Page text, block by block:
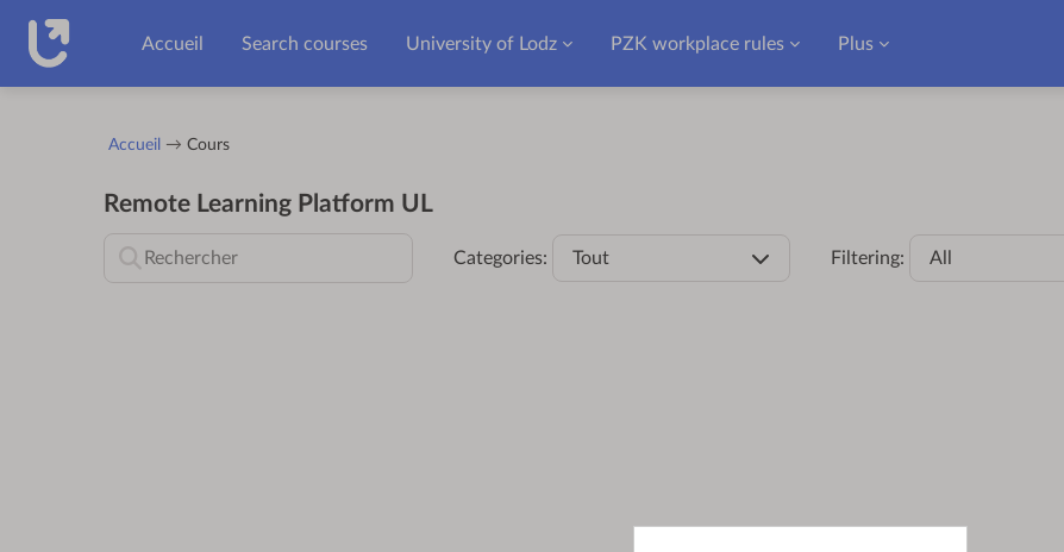
Accueil
Search courses University of Lodz PZK workplace rules Plus
Accueil Cours
Remote Learning Platform UL
Categories: Tout Filtering: All